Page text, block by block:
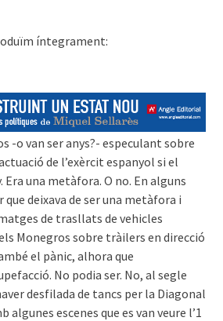
íntegrament:
-o van ser anys?- especulant sobre
de l’exèrcit espanyol si el
Era una metàfora. O no. En alguns
deixava de ser una metàfora i
de trasllats de vehicles
Monegros sobre tràilers en direcció
el pànic, alhora que
No podia ser. No, al segle
desfilada de tancs per la Diagonal
algunes escenes que es van veure l’1